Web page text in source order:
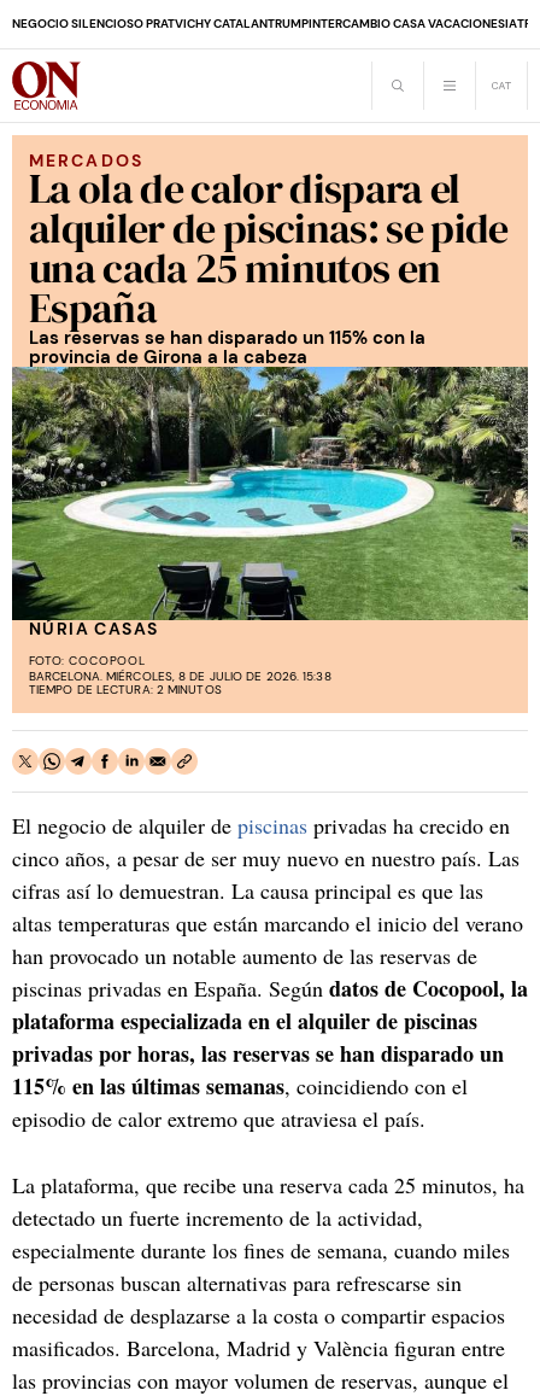
NEGOCIO SILENCIOSO PRATVICHY CATALANTRUMPINTERCAMBIO CASA VACACIONESIA
MERCADOS
La ola de calor dispara el
alquiler de piscinas: se pide
una cada 25 minutos en
España
Las reservas se han disparado un 115% con la
provincia de Girona a la cabeza
NÚRIA CASAS
FOTO: COCOPOOL
BARCELONA. MIÉRCOLES, 8 DE JULIO DE 2026. 15:38
TIEMPO DE LECTURA: 2 MINUTOS
El negocio de alquiler de piscinas privadas ha crecido en
cinco años, a pesar de ser muy nuevo en nuestro país. Las
cifras así lo demuestran. La causa principal es que las
altas temperaturas que están marcando el inicio del verano
han provocado un notable aumento de las reservas de
piscinas privadas en España. Según datos de Cocopool, la
plataforma especializada en el alquiler de piscinas
privadas por horas, las reservas se han disparado un
115% en las últimas semanas, coincidiendo con el
episodio de calor extremo que atraviesa el país.
La plataforma, que recibe una reserva cada 25 minutos, ha
detectado un fuerte incremento de la actividad,
especialmente durante los fines de semana, cuando miles
de personas buscan alternativas para refrescarse sin
necesidad de desplazarse a la costa o compartir espacios
masificados. Barcelona, Madrid y València figuran entre
las provincias con mayor volumen de reservas, aunque el